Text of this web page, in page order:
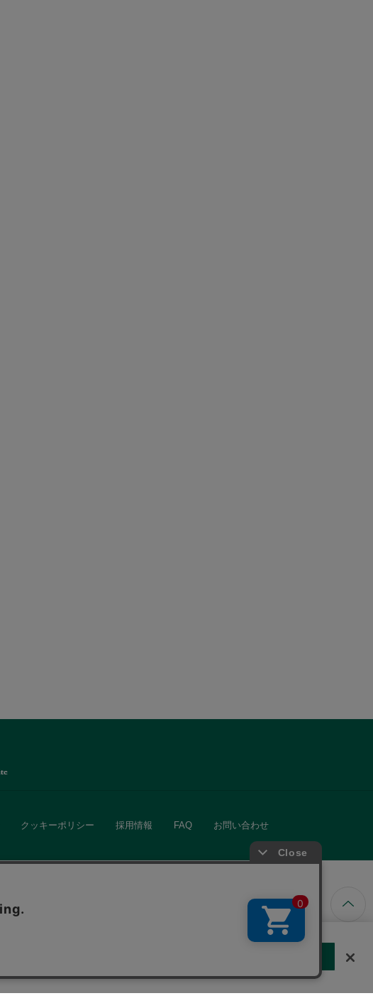
クッキーポリシー 採用情報 FAQ お問い合わせ